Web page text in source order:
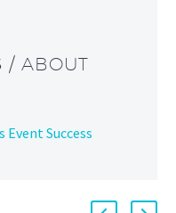
/ ABOUT
Success